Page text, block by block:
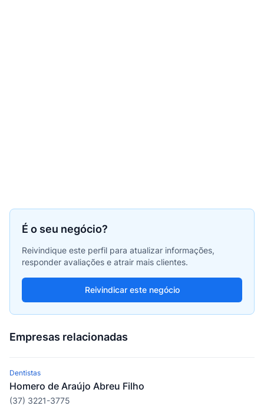
É o seu negócio?
Reivindique este perfil para atualizar informações,
responder avaliações e atrair mais clientes.
Reivindicar este negócio
Empresas relacionadas
Dentistas
Homero de Araújo Abreu Filho
(37) 3221-3775